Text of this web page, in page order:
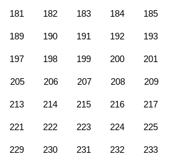
181 182 183 184 185
189 190 191 192 193
197 198 199 200 201
205 206 207 208 209
213 214 215 216 217
221 222 223 224 225
229 230 231 232 233